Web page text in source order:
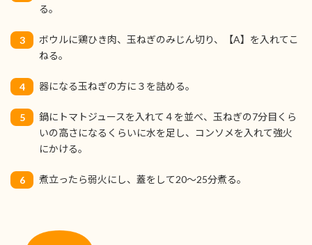
る。
3
ボウルに鶏ひき肉、玉ねぎのみじん切り、【A】を入れてこ
ねる。
4 器になる玉ねぎの方に３を詰める。
5
鍋にトマトジュースを入れて４を並べ、玉ねぎの7分目くら
いの高さになるくらいに水を足し、コンソメを入れて強火
にかける。
6 煮立ったら弱火にし、蓋をして20～25分煮る。